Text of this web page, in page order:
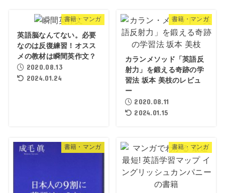
書籍・マンガ
英語脳なんてない。必要
なのは反復練習！オスス
メの教材は瞬間英作文？
2020.08.13
2024.01.24
書籍・マンガ
カランメソッド「英語反
射力」を鍛える奇跡の学
習法 坂本 美枝のレビュ
ー
2020.08.11
2024.01.15
書籍・マンガ 書籍・マンガ